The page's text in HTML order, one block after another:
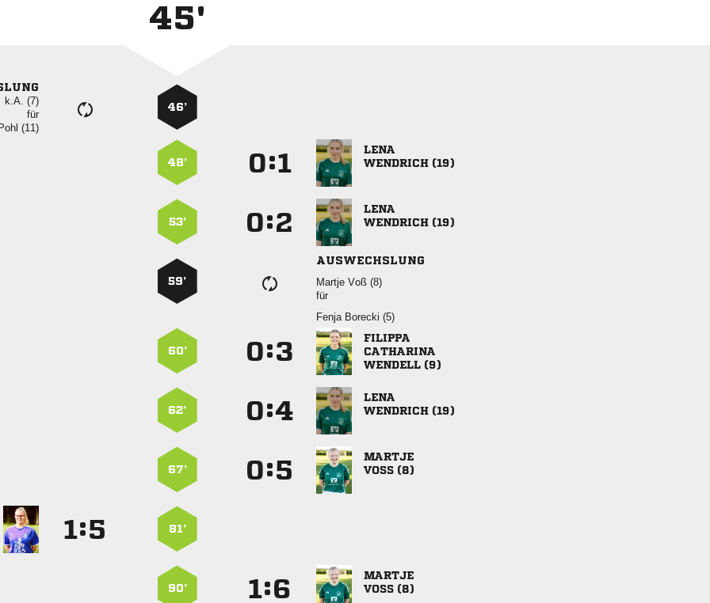
45'
k.A. (7)
für

46’
48’ :

 
53’ :

 
59’
AUSWECHSLUNG
  
für
  
60’ :


 
62’ :

 
67’ :

 
: 81’
90’ :

 